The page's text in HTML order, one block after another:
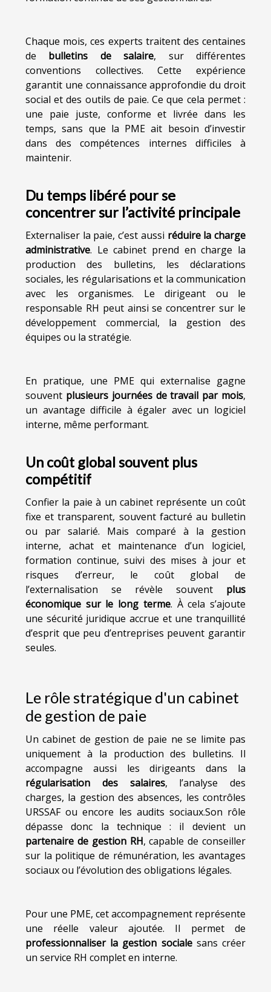
Chaque mois, ces experts traitent des centaines
de bulletins de salaire, sur différentes
conventions collectives. Cette expérience
garantit une connaissance approfondie du droit
social et des outils de paie. Ce que cela permet :
une paie juste, conforme et livrée dans les
temps, sans que la PME ait besoin d’investir
dans des compétences internes difficiles à
maintenir.
Du temps libéré pour se
concentrer sur l’activité principale
Externaliser la paie, c’est aussi réduire la charge
administrative. Le cabinet prend en charge la
production des bulletins, les déclarations
sociales, les régularisations et la communication
avec les organismes. Le dirigeant ou le
responsable RH peut ainsi se concentrer sur le
développement commercial, la gestion des
équipes ou la stratégie.
En pratique, une PME qui externalise gagne
souvent plusieurs journées de travail par mois,
un avantage difficile à égaler avec un logiciel
interne, même performant.
Un coût global souvent plus
compétitif
Confier la paie à un cabinet représente un coût
fixe et transparent, souvent facturé au bulletin
ou par salarié. Mais comparé à la gestion
interne, achat et maintenance d’un logiciel,
formation continue, suivi des mises à jour et
risques d’erreur, le coût global de
l’externalisation se révèle souvent plus
économique sur le long terme. À cela s’ajoute
une sécurité juridique accrue et une tranquillité
d’esprit que peu d’entreprises peuvent garantir
seules.
Le rôle stratégique d'un cabinet
de gestion de paie
Un cabinet de gestion de paie ne se limite pas
uniquement à la production des bulletins. Il
accompagne aussi les dirigeants dans la
régularisation des salaires, l’analyse des
charges, la gestion des absences, les contrôles
URSSAF ou encore les audits sociaux.Son rôle
dépasse donc la technique : il devient un
partenaire de gestion RH, capable de conseiller
sur la politique de rémunération, les avantages
sociaux ou l’évolution des obligations légales.
Pour une PME, cet accompagnement représente
une réelle valeur ajoutée. Il permet de
professionnaliser la gestion socialesans créer
un service RH complet en interne.